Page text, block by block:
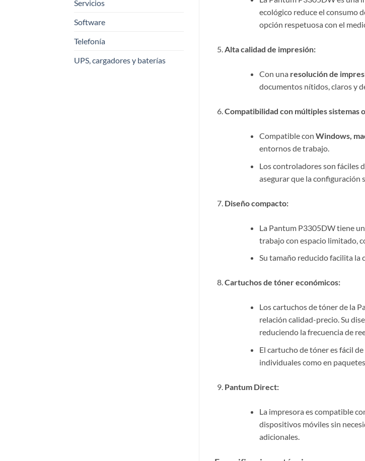
Servicios
Software
Telefonía
UPS, cargadores y baterías
ecológico reduce el consumo
opción respetuosa con el
Alta calidad de impresión:
Con una resolución de
documentos nítidos, claros y
Compatibilidad con múltiples sistemas
Compatible conWindows,
entornos de trabajo.
Los controladores son fáciles
asegurar que la configuración
Diseño compacto:
La Pantum P3305DW tiene
trabajo con espacio limitado,
Su tamaño reducido facilita la
Cartuchos de tóner económicos:
Los cartuchos de tóner de la
relación calidad-precio. Su
reduciendo la frecuencia de
El cartucho de tóner es fácil
individuales como en
Pantum Direct:
La impresora es compatible
dispositivos móviles sin
adicionales.